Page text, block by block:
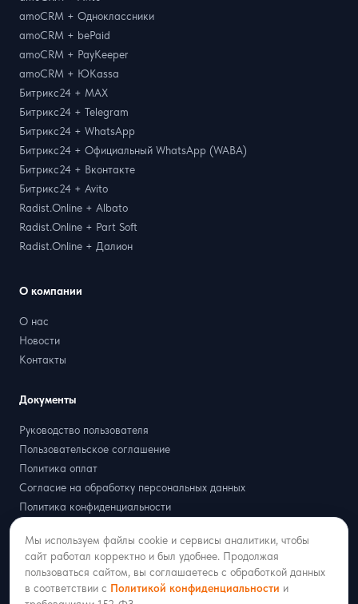
amoCRM + Одноклассники
amoCRM + bePaid
amoCRM + PayKeeper
amoCRM + ЮKassa
Битрикс24 + MAX
Битрикс24 + Telegram
Битрикс24 + WhatsApp
Битрикс24 + Официальный WhatsApp (WABA)
Битрикс24 + Вконтакте
Битрикс24 + Avito
Radist.Online + Albato
Radist.Online + Part Soft
Radist.Online + Далион
О компании
О нас
Новости
Контакты
Документы
Руководство пользователя
Пользовательское соглашение
Политика оплат
Согласие на обработку персональных данных
Политика конфиденциальности
Партнёрская оферта
Мы используем файлы cookie и сервисы аналитики, чтобы
сайт работал корректно и был удобнее. Продолжая
пользоваться сайтом, вы соглашаетесь с обработкой данных
в соответствии с Политикой конфиденциальности и